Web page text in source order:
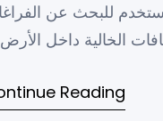
للبحث عن
الخالية داخل
Reading